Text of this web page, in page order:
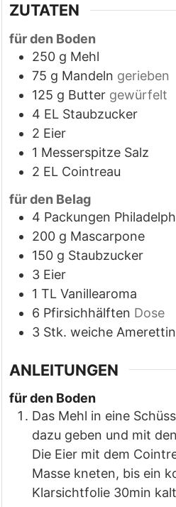
ZUTATEN
für den Boden
250 g Mehl
75 g Mandeln gerieben
125 g Butter gewürfelt
4 EL Staubzucker
2 Eier
1 Messerspitze Salz
2 EL Cointreau
für den Belag
4 Packungen
200 g Mascarpone
150 g Staubzucker
3 Eier
1 TL Vanillearoma
6 Pfirsichhälften Dose
3 Stk. weiche
ANLEITUNGEN
für den Boden
Das Mehl in eine
dazu geben und mit
Die Eier mit dem
Masse kneten, bis ein
Klarsichtfolie 30min